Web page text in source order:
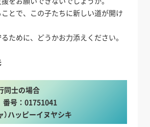
とで、この子たちに新しい道が開け
ために、どうかお力添えください。
同士の場合
号：01751041
ハッピーイヌヤシキ